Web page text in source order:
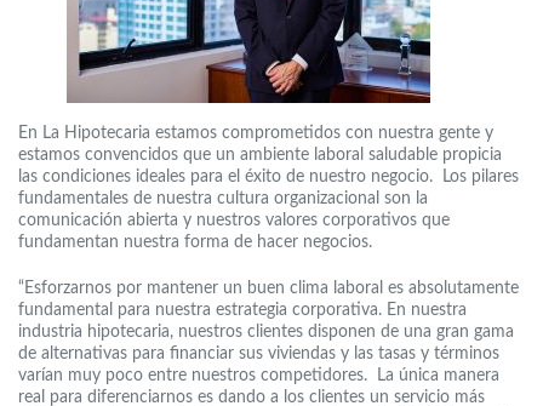
En La Hipotecaria estamos comprometidos con nuestra gente y
estamos convencidos que un ambiente laboral saludable propicia
las condiciones ideales para el éxito de nuestro negocio. Los pilares
fundamentales de nuestra cultura organizacional son la
comunicación abierta y nuestros valores corporativos que
fundamentan nuestra forma de hacer negocios.
“Esforzarnos por mantener un buen clima laboral es absolutamente
fundamental para nuestra estrategia corporativa. En nuestra
industria hipotecaria, nuestros clientes disponen de una gran gama
de alternativas para financiar sus viviendas y las tasas y términos
varían muy poco entre nuestros competidores. La única manera
real para diferenciarnos es dando a los clientes un servicio más